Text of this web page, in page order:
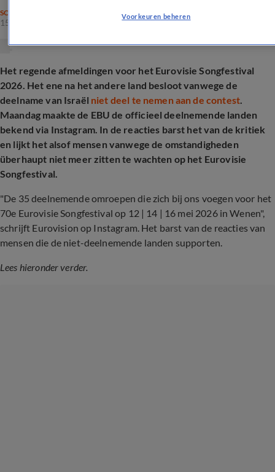
SONGFESTIVAL
15 dec 2025, 21:09
Het regende afmeldingen voor het Eurovisie Songfestival
2026. Het ene na het andere land besloot vanwege de
deelname van Israël niet deel te nemen aan de contest.
Maandag maakte de EBU de officieel deelnemende landen
bekend via Instagram. In de reacties barst het van de kritiek
en lijkt het alsof mensen vanwege de omstandigheden
überhaupt niet meer zitten te wachten op het Eurovisie
Songfestival.
"De 35 deelnemende omroepen die zich bij ons voegen voor het
70e Eurovisie Songfestival op 12 | 14 | 16 mei 2026 in Wenen",
schrijft Eurovision op Instagram. Het barst van de reacties van
mensen die de niet-deelnemende landen supporten.
Lees hieronder verder.
Voorkeuren beheren